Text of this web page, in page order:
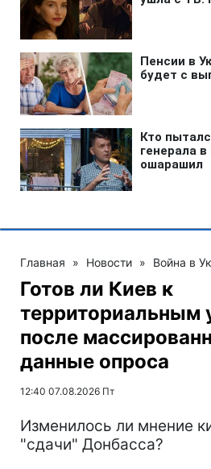
Главная » Новости » Война в
Готов ли Киев к
территориальным
после
данные опроса
12:40 07.08.2026 Пт
Изменилось ли мнение
"сдачи" Донбасса?